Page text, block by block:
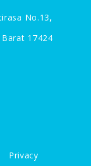
No.13,
Barat 17424
Privacy